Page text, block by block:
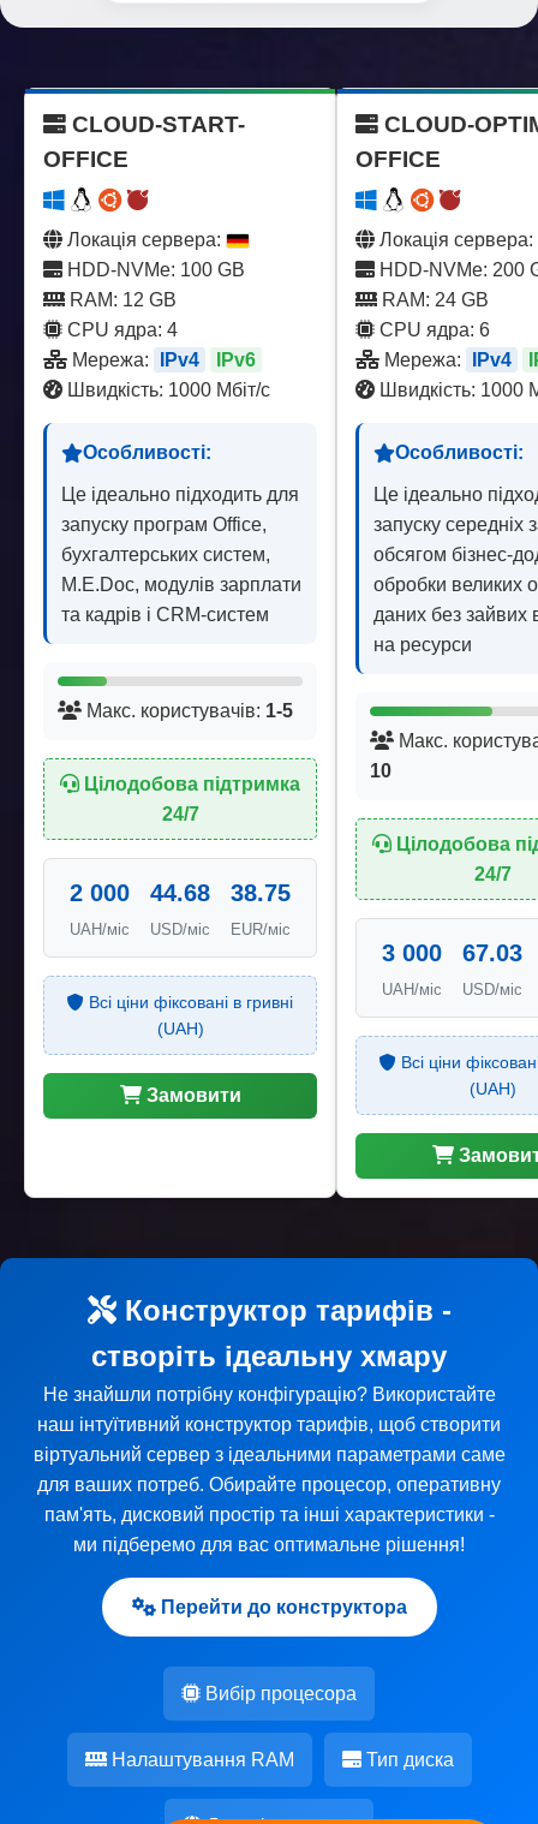
CLOUD-START-
OFFICE
Локація сервера:
HDD-NVMe: 100 GB
RAM: 12 GB
CPU ядра: 4
Мережа:
IPv4
IPv6
Швидкість: 1000 Мбіт/с
Особливості:
Це ідеально підходить для
запуску програм Office,
бухгалтерських систем,
M.E.Doc, модулів зарплати
та кадрів і CRM-систем
Макс. користувачів: 1-5
Цілодобова підтримка
24/7
2 000
UAH/міс
44.68
USD/міс
38.75
EUR/міс
Всі ціни фіксовані в гривні
(UAH)
Замовити
CLOUD-
OFFICE
Локація сервера:
HDD-NVMe: 200
RAM: 24 GB
CPU ядра: 6
Мережа:
IPv4
Швидкість: 1000
Особливості:
Це ідеально
запуску середніх
обсягом бізнес-
обробки великих
даних без зайвих
на ресурси
Макс.
10
Цілодобова
24/7
3 000
UAH/міс
67.03
USD/міс
Всі ціни
(UAH)
Конструктор тарифів -
створіть ідеальну хмару
Не знайшли потрібну конфігурацію? Використайте
наш інтуїтивний конструктор тарифів, щоб створити
віртуальний сервер з ідеальними параметрами саме
для ваших потреб. Обирайте процесор, оперативну
пам'ять, дисковий простір та інші характеристики -
ми підберемо для вас оптимальне рішення!
Перейти до конструктора
Вибір процесора
Налаштування RAM Тип диска